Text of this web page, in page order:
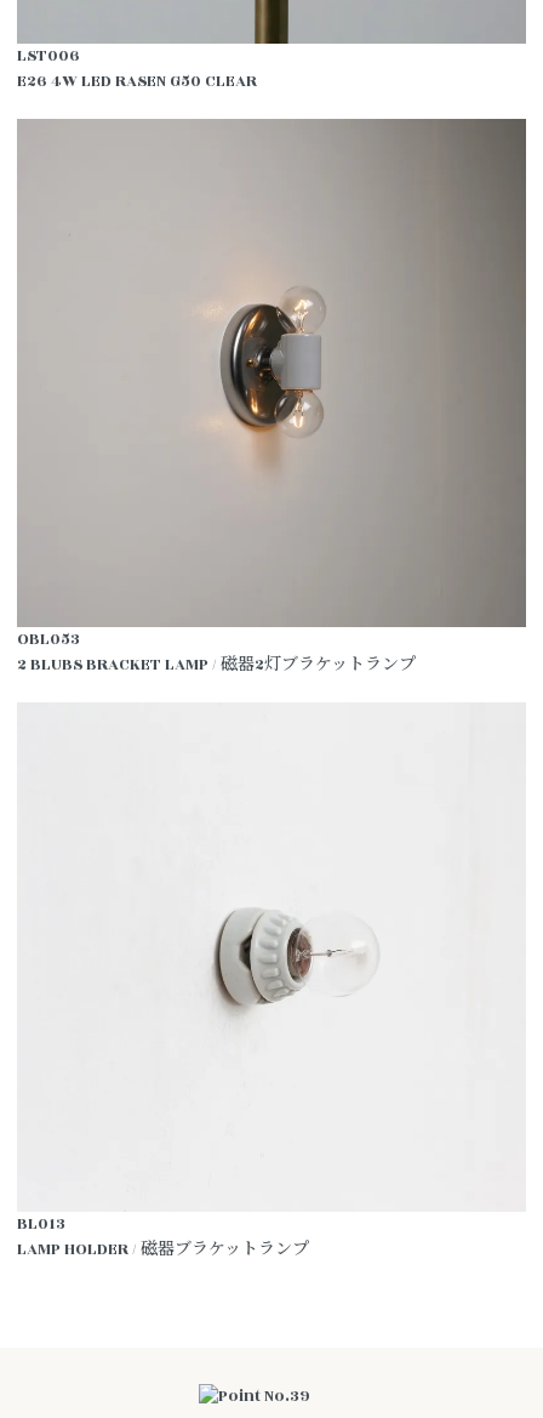
LST006
E26 4W LED RASEN G50 CLEAR
OBL053
2 BLUBS BRACKET LAMP / 磁器2灯ブラケットランプ
BL013
LAMP HOLDER / 磁器ブラケットランプ